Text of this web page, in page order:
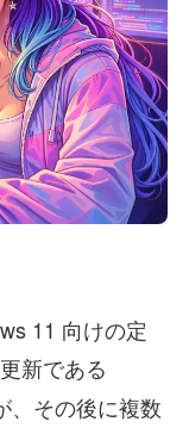
11 向けの定
更新である
その後に複数